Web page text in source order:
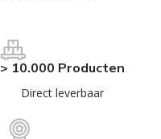
> 10.000 Producten
Direct leverbaar